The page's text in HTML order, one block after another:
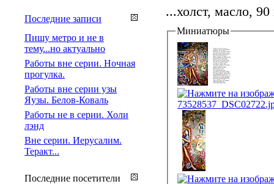
...холст, масло,
Миниатюры
Последние записи
Пишу метро и не в
тему...но актуально
Работы вне серии. Ночная
прогулка.
Работы вне серии узы
Яузы. Белов-Коваль
Работы не в серии. Холи
лэнд
Вне серии. Иерусалим.
Теракт...
Последние посетители